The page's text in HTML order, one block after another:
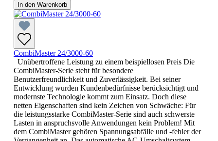
In den Warenkorb
CombiMaster 24/3000-60
Unübertroffene Leistung zu einem beispiellosen Preis Die
CombiMaster-Serie steht für besondere
Benutzerfreundlichkeit und Zuverlässigkeit. Bei seiner
Entwicklung wurden Kundenbedürfnisse berücksichtigt und
modernste Technologie kommt zum Einsatz. Doch diese
netten Eigenschaften sind kein Zeichen von Schwäche: Für
die leistungsstarke CombiMaster-Serie sind auch schwerste
Lasten in anspruchsvolle Anwendungen kein Problem! Mit
dem CombiMaster gehören Spannungsabfälle und -fehler der